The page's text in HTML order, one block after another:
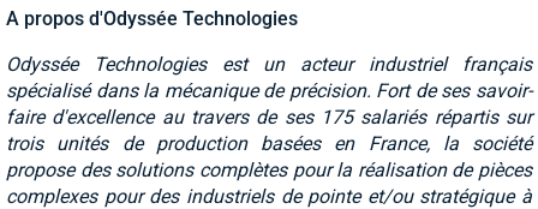
A propos d'Odyssée Technologies
Odyssée Technologies est un acteur industriel français
spécialisé dans la mécanique de précision. Fort de ses savoir-
faire d'excellence au travers de ses 175 salariés répartis sur
trois unités de production basées en France, la société
propose des solutions complètes pour la réalisation de pièces
complexes pour des industriels de pointe et/ou stratégique à